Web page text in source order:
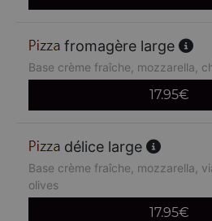
fromagère large
Base crème fraîche, mozzarella,
17.95€
délice large
Base crème fraîche, mozzarella,
olives
17.95€